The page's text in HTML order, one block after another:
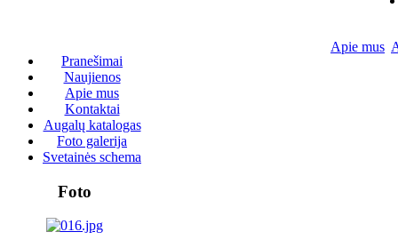
Pranešimai
Naujienos
Apie mus
Kontaktai
Augalų katalogas
Foto galerija
Svetainės schema
Foto
Apie mus